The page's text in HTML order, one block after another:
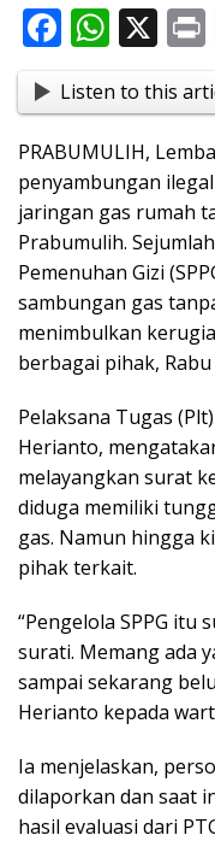
F
e
b
o
o
k
W
at
s
A
p
p
X
Listen to this
PRABUMULIH,
penyambungan
jaringan gas rumah
Prabumulih.
Pemenuhan Gizi
sambungan gas
menimbulkan
berbagai pihak,
Pelaksana Tugas
Herianto,
melayangkan surat
diduga memiliki
gas. Namun hingga
pihak terkait.
“Pengelola SPPG itu
surati. Memang ada
sampai sekarang
Herianto kepada
Ia menjelaskan,
dilaporkan dan saat
hasil evaluasi dari